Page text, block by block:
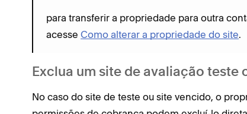
para transferir a propriedade para outra
acesse Como alterar a propriedade do site.
Exclua um site de avaliação teste
No caso do site de teste ou site vencido, o